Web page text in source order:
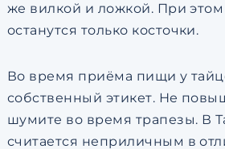
же вилкой и ложкой. При этом
останутся только косточки.
Во время приёма пищи у
собственный этикет. Не
шумите во время трапезы. В
считается неприличным в